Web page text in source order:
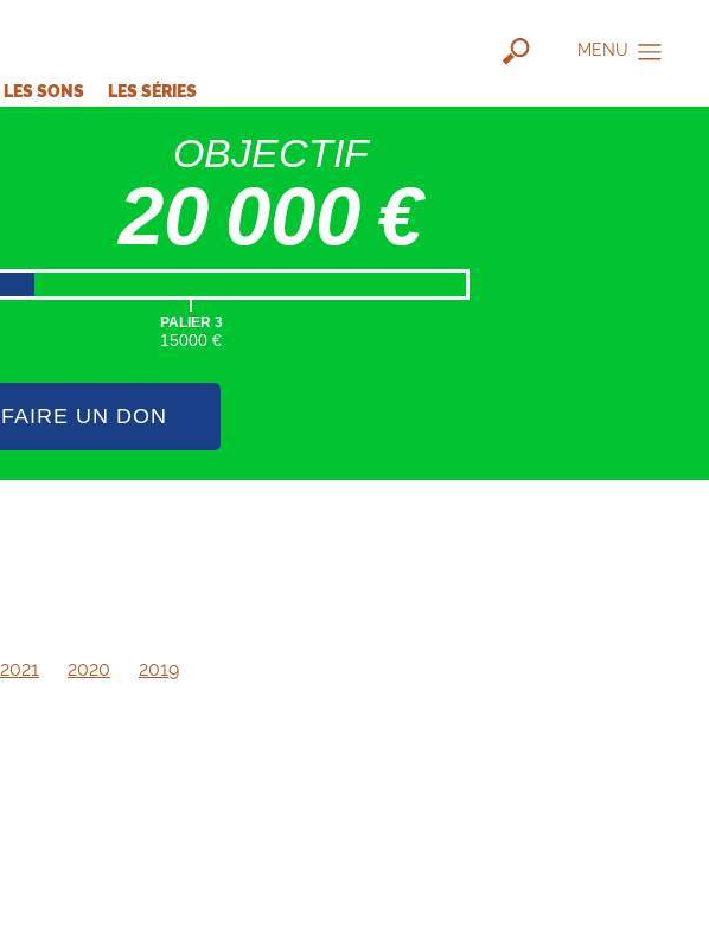
MENU
LES SONS LES SÉRIES
OBJECTIF
20 000 €
|
PALIER 3
15000 €
FAIRE UN DON
2021 2020 2019